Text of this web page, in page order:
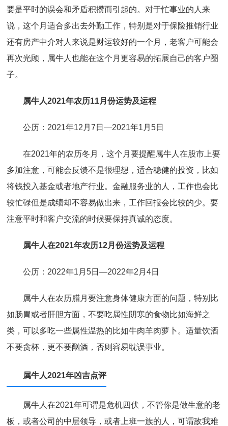
要是平时的误会和矛盾积攒而引起的。对于忙事业的人来
说，这个月适合多出去外勤工作，特别是对于保险推销行业
还有房产中介对人来说是财运较好的一个月，老客户可能会
再次光顾，属牛人也能在这个月更容易的拓展自己的客户圈
子。
属牛人2021年农历11月份运势及运程
公历：2021年12月7日—2021年1月5日
在2021年的农历冬月，这个月要提醒属牛人在股市上要
多加注意，可能会反馈不是很理想，适合稳健的投资，比如
将钱投入基金或者地产行业。金融服务业的人，工作也会比
较忙碌但是成绩却不容易做出来，工作回报会比较的少。要
注意平时和客户交流的时候要保持真诚的态度。
属牛人在2021年农历12月份运势及运程
公历：2022年1月5日—2022年2月4日
属牛人在农历腊月要注意身体健康方面的问题，特别比
如肠胃或者肝胆方面，不要吃属性阴寒的食物比如海鲜之
类，可以多吃一些属性温热的比如牛肉羊肉萝卜。适量饮酒
不要贪杯，更不要酗酒，否则容易耽误事业。
属牛人2021年凶吉点评
属牛人在2021年可谓是危机四伏，不管你是做生意的老
板，或者公司的中层领导，或者上班一族的人，可谓敌我难